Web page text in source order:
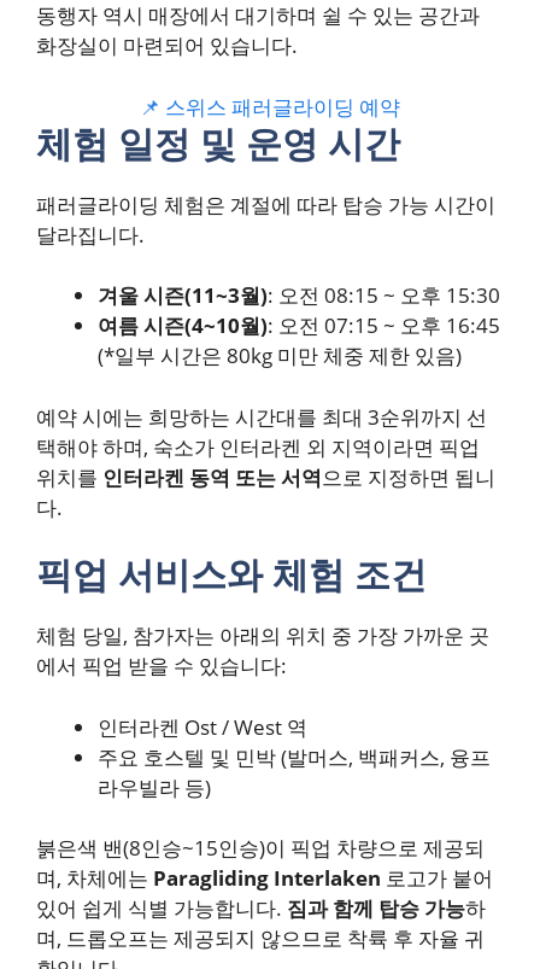
동행자 역시 매장에서 대기하며 쉴 수 있는 공간과
화장실이 마련되어 있습니다.
📌 스위스 패러글라이딩 예약
체험 일정 및 운영 시간
패러글라이딩 체험은 계절에 따라 탑승 가능 시간이
달라집니다.
겨울 시즌(11~3월): 오전 08:15 ~ 오후 15:30
여름 시즌(4~10월): 오전 07:15 ~ 오후 16:45
(*일부 시간은 80kg 미만 체중 제한 있음)
예약 시에는 희망하는 시간대를 최대 3순위까지 선
택해야 하며, 숙소가 인터라켄 외 지역이라면 픽업
위치를 인터라켄 동역 또는 서역으로 지정하면 됩니
다.
픽업 서비스와 체험 조건
체험 당일, 참가자는 아래의 위치 중 가장 가까운 곳
에서 픽업 받을 수 있습니다:
인터라켄 Ost / West 역
주요 호스텔 및 민박 (발머스, 백패커스, 융프
라우빌라 등)
붉은색 밴(8인승~15인승)이 픽업 차량으로 제공되
며, 차체에는 Paragliding Interlaken 로고가 붙어
있어 쉽게 식별 가능합니다. 짐과 함께 탑승 가능하
며, 드롭오프는 제공되지 않으므로 착륙 후 자율 귀